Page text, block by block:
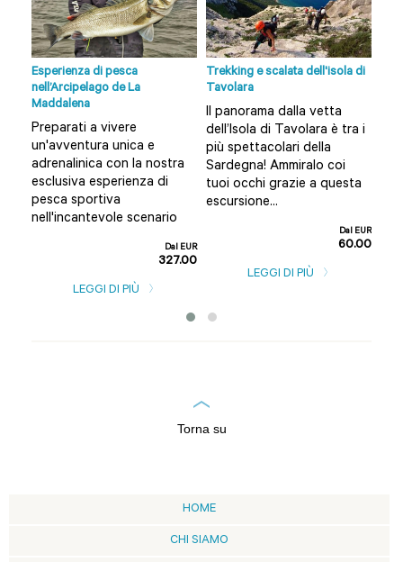
Esperienza di pesca
nell’Arcipelago de La
Maddalena
Preparati a vivere
un'avventura unica e
adrenalinica con la nostra
esclusiva esperienza di
pesca sportiva
nell'incantevole scenario
Dal EUR
327.00
LEGGI DI PIÙ
Trekking e scalata dell'isola di
Tavolara
Il panorama dalla vetta
dell’Isola di Tavolara è tra i
più spettacolari della
Sardegna! Ammiralo coi
tuoi occhi grazie a questa
escursione...
Dal EUR
60.00
LEGGI DI PIÙ
Torna su
HOME
CHI SIAMO